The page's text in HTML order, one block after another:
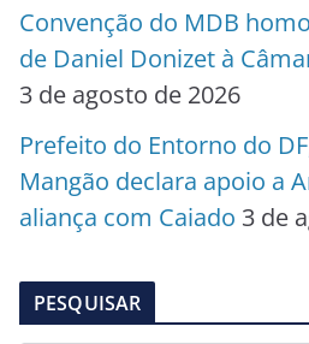
Convenção do MDB
de Daniel Donizet à
3 de agosto de 2026
Prefeito do Entorno do
Mangão declara apoio a
aliança com Caiado 3 de
PESQUISAR